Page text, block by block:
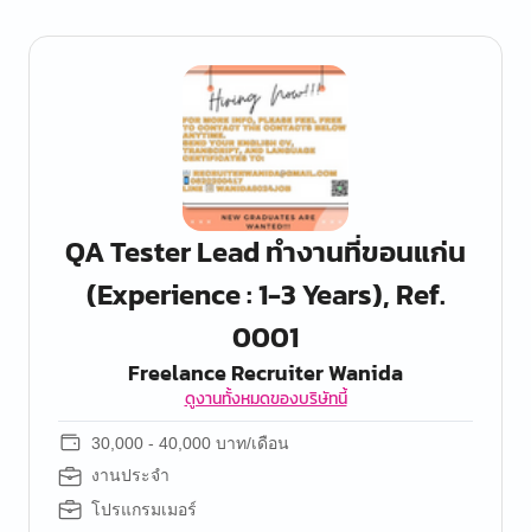
QA Tester Lead ทำงานที่ขอนแก่น
(Experience : 1-3 Years), Ref.
0001
Freelance Recruiter Wanida
ดูงานทั้งหมดของบริษัทนี้
30,000 - 40,000 บาท/เดือน
งานประจำ
โปรแกรมเมอร์